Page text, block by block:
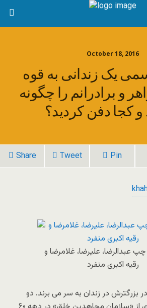
October 18, 2016
یک زندانی به قوه
و برادرانم را چگونه
کجا دفن کردید؟
Share Tweet Pin
عبدالرضا، علیرضا، غلامرضا و
رقیه اکبری منفرد
بزرگترش در زندان به سر می برند. دو